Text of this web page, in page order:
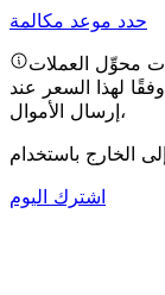
حدد موعد مكالمة
محوِّل العملات
لهذا السعر عند
إرسال الأموال،
اشترك اليوم